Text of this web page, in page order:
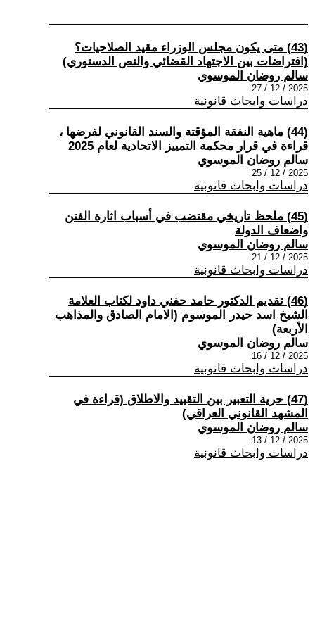
(43) متى يكون مجلس الوزراء مقيد الصلاحيات؟
(افتراضات بين الاجتهاد القضائي والنص الدستوري)
سالم روضان الموسوي
2025 / 12 / 27
دراسات وابحاث قانونية
(44) ماهية النفقة المؤقتة والسند القانوني لفرضها ،
قراءة في قرار محكمة التمييز الاتحادية لعام 2025
سالم روضان الموسوي
2025 / 12 / 25
دراسات وابحاث قانونية
(45) ملحظ تاريخي مقتضب في أسباب اثارة الفتن
واضعاف الدولة
سالم روضان الموسوي
2025 / 12 / 21
دراسات وابحاث قانونية
(46) تقديم الدكتور حامد حفني داود لكتاب العلامة
الشيخ اسد حيدر الموسوم (الامام الصادق والمذاهب
الأربعة)
سالم روضان الموسوي
2025 / 12 / 16
دراسات وابحاث قانونية
(47) حرية التعبير بين التقييد والاطلاق (قراءة في
المشهد القانوني العراقي)
سالم روضان الموسوي
2025 / 12 / 13
دراسات وابحاث قانونية